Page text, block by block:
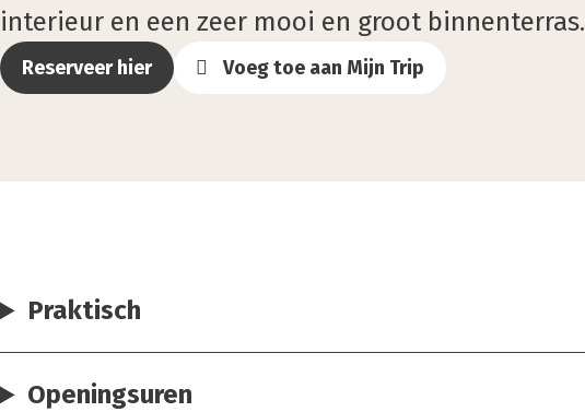
interieur en een zeer mooi en groot binnenterras.
Reserveer hier Voeg toe aan Mijn Trip
Praktisch
Openingsuren